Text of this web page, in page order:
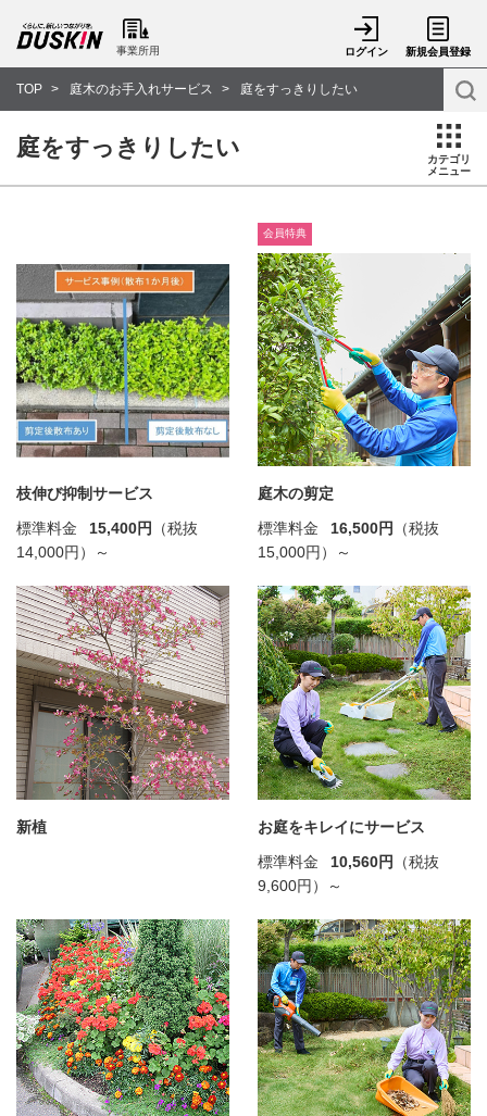
事業所用 ログイン 新規会員登録
TOP 庭木のお手入れサービス 庭をすっきりしたい
庭をすっきりしたい
カテゴリ
メニュー
枝伸び抑制サービス
標準料金
15,400円
（税抜
14,000円）～
会員特典
庭木の剪定
標準料金
16,500円 （税抜
15,000円）～
新植
お庭をキレイにサービス
標準料金
10,560円 （税抜
9,600円）～